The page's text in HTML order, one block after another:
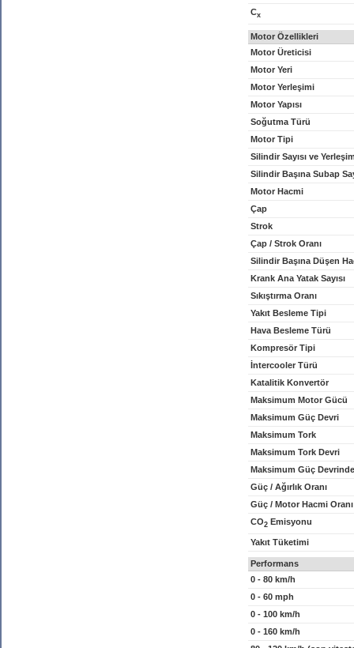
Cx
Motor Özellikleri
Motor Üreticisi
Motor Yeri
Motor Yerleşimi
Motor Yapısı
Soğutma Türü
Motor Tipi
Silindir Sayısı ve
Silindir Başına Subap
Motor Hacmi
Çap
Strok
Çap / Strok Oranı
Silindir Başına Düşen
Krank Ana Yatak Sayısı
Sıkıştırma Oranı
Yakıt Besleme Tipi
Hava Besleme Türü
Kompresör Tipi
İntercooler Türü
Katalitik Konvertör
Maksimum Motor Gücü
Maksimum Güç Devri
Maksimum Tork
Maksimum Tork Devri
Maksimum Güç
Güç / Ağırlık Oranı
Güç / Motor Hacmi Oranı
CO2 Emisyonu
Yakıt Tüketimi
Performans
0 - 80 km/h
0 - 60 mph
0 - 100 km/h
0 - 160 km/h